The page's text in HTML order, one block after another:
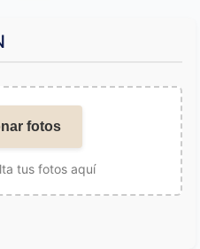
fotos
tus fotos aquí